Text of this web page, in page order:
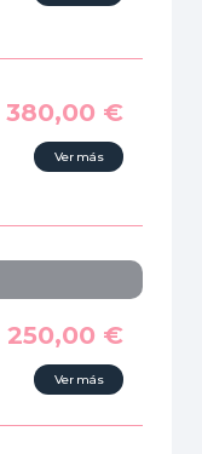
380,00 €
Ver más
250,00 €
Ver más